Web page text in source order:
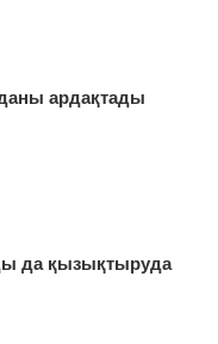
ардақтады
да қызықтыруда